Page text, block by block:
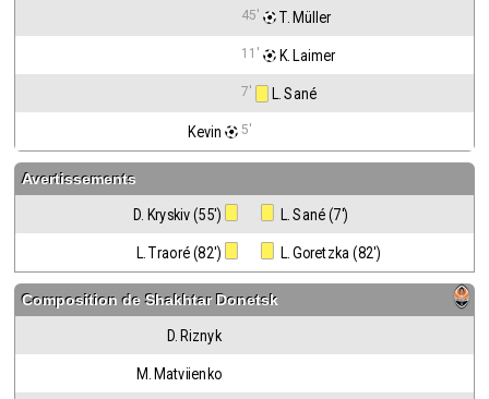
45' T. Müller
11' K. Laimer
7' L. Sané
Kevin 5'
Avertissements
D. Kryskiv (55') L. Sané (7')
L. Traoré (82') L. Goretzka (82')
Composition deShakhtar Donetsk
D. Riznyk
M. Matviienko